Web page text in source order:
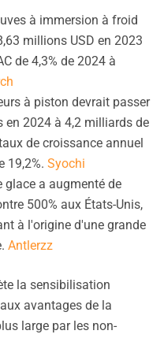
à immersion à froid
millions USD en 2023
de 4,3% de 2024 à
à piston devrait passer
en 2024 à 4,2 milliards de
de croissance annuel
19,2%. Syochi
glace a augmenté de
500% aux États-Unis,
à l'origine d'une grande
Antlerzz
la sensibilisation
avantages de la
large par les non-